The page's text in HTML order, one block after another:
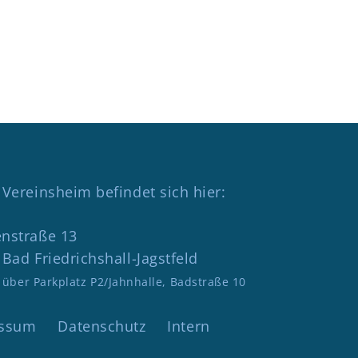
Vereinsheim befindet sich hier:
13
Friedrichshall-Jagstfeld
Parkplatz P2/Jahnhalle, Badstraße 10
Datenschutz Intern